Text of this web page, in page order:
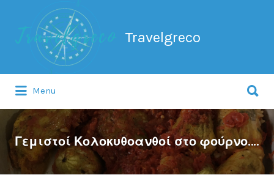
Travelgreco
Search
Menu
for:
Γεμιστοί Κολοκυθοανθοί στο φούρνο….